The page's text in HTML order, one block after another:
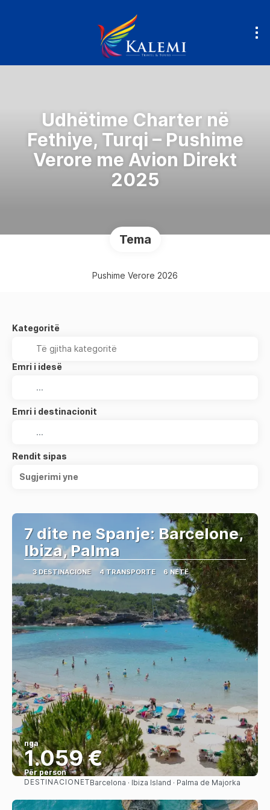
Udhëtime Charter në
Fethiye, Turqi – Pushime
Verore me Avion Direkt
2025
Tema
Pushime Verore 2026
Kategoritë
Emri i idesë
Emri i destinacionit
Rendit sipas
Sugjerimi yne
7 dite ne Spanje: Barcelone,
Ibiza, Palma
3 DESTINACIONE 4 TRANSPORTE 6 NETË
nga
1.059 €
Për person
Shihni
DESTINACIONETBarcelona · Ibiza Island · Palma de Majorka